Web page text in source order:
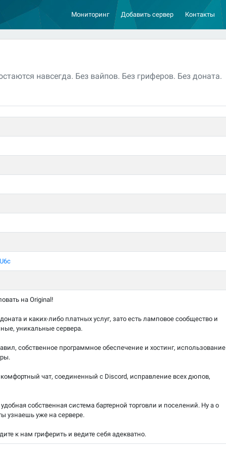
Мониторинг Добавить сервер Контакты
навсегда. Без вайпов. Без гриферов. Без доната.
на Original!
и каких-либо платных услуг, зато есть ламповое сообщество и
уникальные сервера.
собственное программное обеспечение и хостинг, использование
чат, соединенный с Discord, исправление всех дюпов,
собственная система бартерной торговли и поселений. Ну а о
узнаешь уже на сервере.
к нам гриферить и ведите себя адекватно.